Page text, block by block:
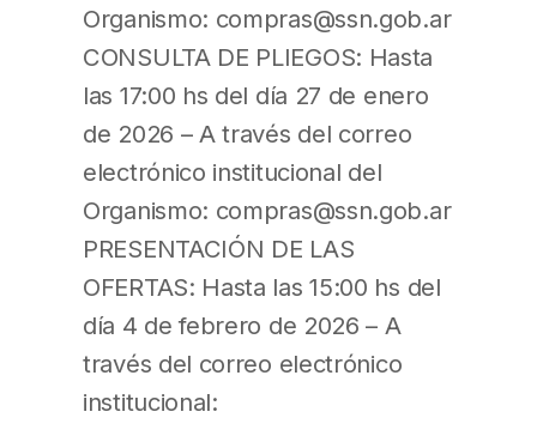
Organismo: compras@ssn.gob.ar
CONSULTA DE PLIEGOS: Hasta
las 17:00 hs del día 27 de enero
de 2026 – A través del correo
electrónico institucional del
Organismo: compras@ssn.gob.ar
PRESENTACIÓN DE LAS
OFERTAS: Hasta las 15:00 hs del
día 4 de febrero de 2026 – A
través del correo electrónico
institucional: